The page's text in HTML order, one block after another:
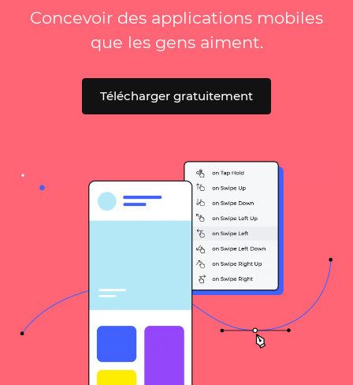
Concevoir des applications mobiles
que les gens aiment.
Télécharger gratuitement